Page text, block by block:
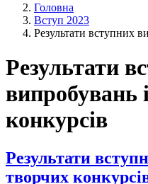
Головна
Вступ 2023
Результати вступних
Результати
випробувань
конкурсів
Результати
творчих